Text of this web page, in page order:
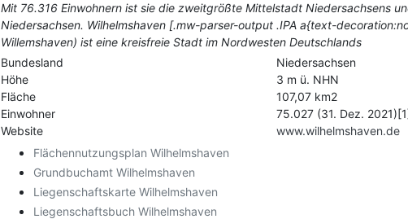
Mit 76.316 Einwohnern ist sie die zweitgrößte Mittelstadt Niedersachsens
Niedersachsen. Wilhelmshaven [.mw-parser-output .IPA a{text-
Willemshaven) ist eine kreisfreie Stadt im Nordwesten Deutschlands
Bundesland
Niedersachsen
Höhe
3 m ü. NHN
Fläche
107,07 km2
Einwohner
75.027 (31. Dez.
Website
www.wilhelmshaven.de
Flächennutzungsplan Wilhelmshaven
Grundbuchamt Wilhelmshaven
Liegenschaftskarte Wilhelmshaven
Liegenschaftsbuch Wilhelmshaven